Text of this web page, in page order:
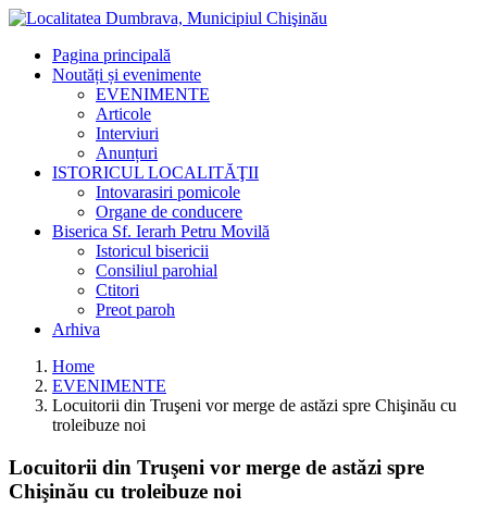
Pagina principală
Noutăți și evenimente
EVENIMENTE
Articole
Interviuri
Anunțuri
ISTORICUL LOCALITĂŢII
Intovarasiri pomicole
Organe de conducere
Biserica Sf. Ierarh Petru Movilă
Istoricul bisericii
Consiliul parohial
Ctitori
Preot paroh
Arhiva
Home
EVENIMENTE
Locuitorii din Truşeni vor merge de astăzi spre Chişinău cu
troleibuze noi
Locuitorii din Truşeni vor merge de astăzi spre
Chişinău cu troleibuze noi